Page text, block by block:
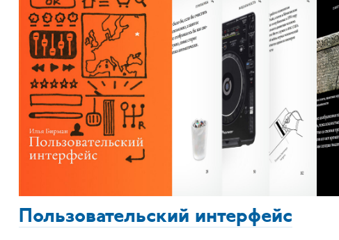
Пользовательский интерфейс